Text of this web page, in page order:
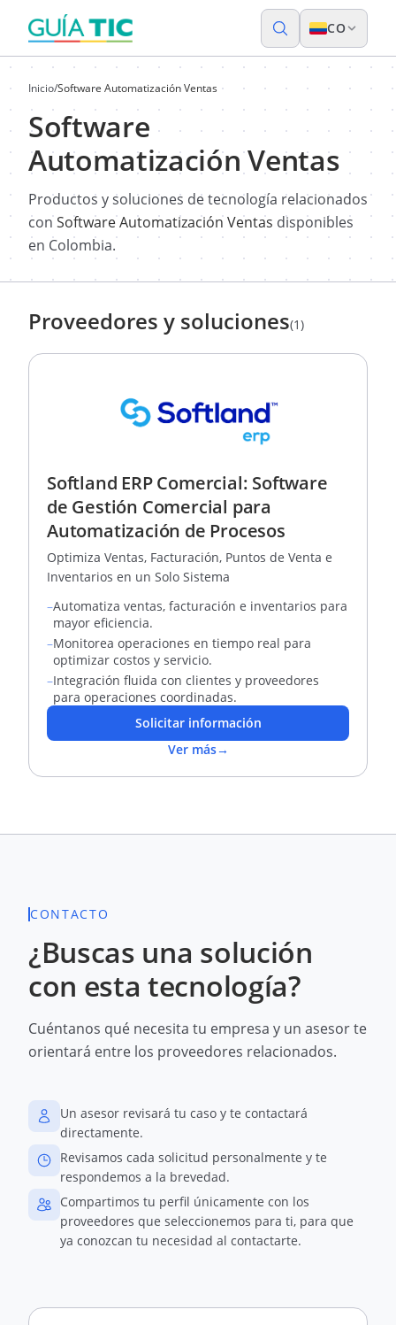
CO
Inicio/Software Automatización Ventas
Software
Automatización Ventas
Productos y soluciones de tecnología relacionados
conSoftware Automatización Ventas disponibles
en Colombia.
Proveedores y soluciones(1)
Softland ERP Comercial: Software
de Gestión Comercial para
Automatización de Procesos
Optimiza Ventas, Facturación, Puntos de Venta e
Inventarios en un Solo Sistema
–Automatiza ventas, facturación e inventarios para
mayor eficiencia.
–Monitorea operaciones en tiempo real para
optimizar costos y servicio.
–Integración fluida con clientes y proveedores
para operaciones coordinadas.
Solicitar información
Ver más→
CONTACTO
¿Buscas una solución
con esta tecnología?
Cuéntanos qué necesita tu empresa y un asesor te
orientará entre los proveedores relacionados.
Un asesor revisará tu caso y te contactará
directamente.
Revisamos cada solicitud personalmente y te
respondemos a la brevedad.
Compartimos tu perfil únicamente con los
proveedores que seleccionemos para ti, para que
ya conozcan tu necesidad al contactarte.